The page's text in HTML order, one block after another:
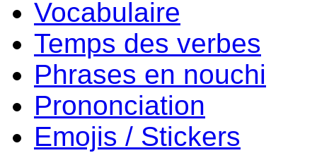
Vocabulaire
Temps des verbes
Phrases en nouchi
Prononciation
Emojis / Stickers